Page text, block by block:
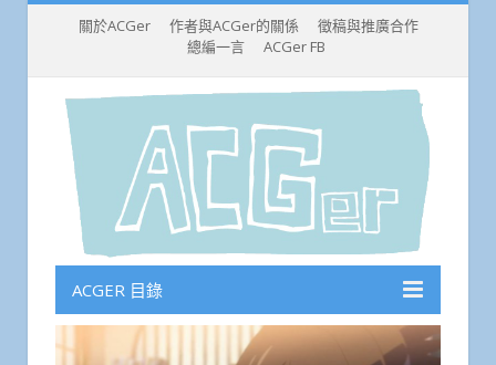
關於ACGer 作者與ACGer的關係
徵稿與推廣合作
總編一言
ACGer FB
ACGER 目錄